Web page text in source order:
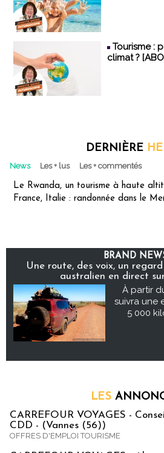
Tourisme :
climat ?
DERNIÈRE
News Les + lus Les + commentés
Le Rwanda, un tourisme à haute
France, Italie : randonnée dans le
BRAND
Une route, des voix, un
australien en direct
À partir
suivra une
5 000
LES
CARREFOUR VOYAGES -
CDD - (Vannes (56))
OFFRES D'EMPLOI TOURISME